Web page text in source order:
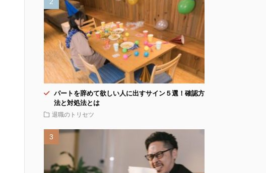
パートを辞めて欲しい人に出すサイン５選！確認方
法と対処法とは
退職のトリセツ